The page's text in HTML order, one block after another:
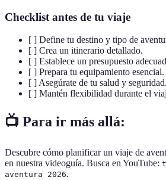
Checklist antes de tu viaje
[ ] Define tu destino y tipo de
[ ] Crea un itinerario detallado.
[ ] Establece un presupuesto
[ ] Prepara tu equipamiento esencial.
[ ] Asegúrate de tu salud y seguridad.
[ ] Mantén flexibilidad durante el
📺 Para ir más allá:
Descubre cómo planificar un viaje de
en nuestra videoguía. Busca en YouTube:
aventura 2026.